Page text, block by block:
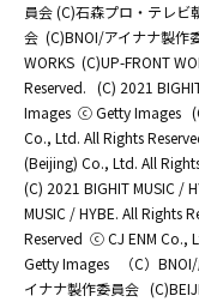
員会 (C)石森プロ・テレビ
会 (C)BNOI/アイナナ製作
WORKS (C)UP-FRONT
Reserved. (C) 2021
Images ⓒ Getty Images
Co., Ltd. All Rights
(Beijing) Co., Ltd. All
(C) 2021 BIGHIT MUSIC /
MUSIC / HYBE. All Rights
Reserved ⓒ CJ ENM Co.,
Getty Images
（C）
イナナ製作委員会